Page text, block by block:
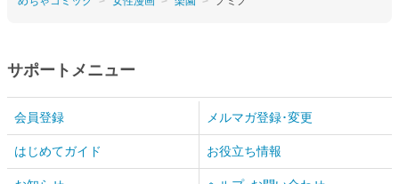
サポートメニュー
会員登録 メルマガ登録･変更
はじめてガイド お役立ち情報